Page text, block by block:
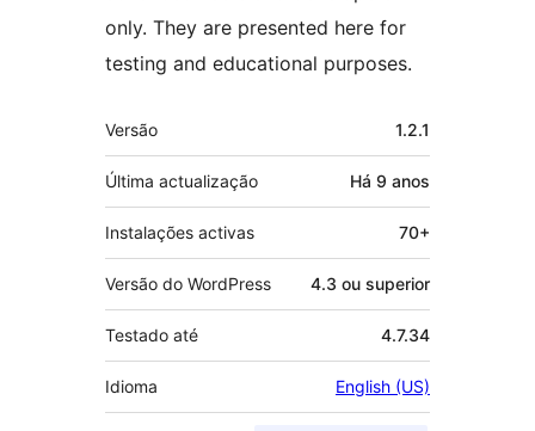
only. They are presented here for
testing and educational purposes.
Metadados
Versão 1.2.1
Última actualização Há 9 anos
Instalações activas 70+
Versão do WordPress 4.3 ou superior
Testado até 4.7.34
Idioma English (US)